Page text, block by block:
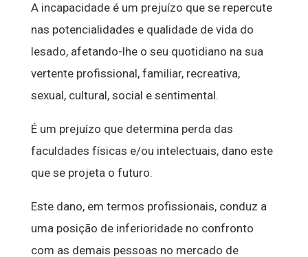
A incapacidade é um prejuízo que se repercute
nas potencialidades e qualidade de vida do
lesado, afetando-lhe o seu quotidiano na sua
vertente profissional, familiar, recreativa,
sexual, cultural, social e sentimental.
É um prejuízo que determina perda das
faculdades físicas e/ou intelectuais, dano este
que se projeta o futuro.
Este dano, em termos profissionais, conduz a
uma posição de inferioridade no confronto
com as demais pessoas no mercado de